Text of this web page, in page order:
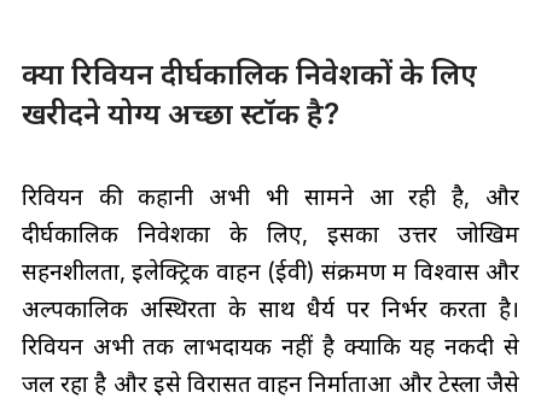
क्या रिवियन दीर्घकालिक निवेशकों के लिए
खरीदने योग्य अच्छा स्टॉक है?
रिवियन की कहानी अभी भी सामने आ रही है, और
दीर्घकालिक निवेशकों के लिए, इसका उत्तर जोखिम
सहनशीलता, इलेक्ट्रिक वाहन (ईवी) संक्रमण में विश्वास और
अल्पकालिक अस्थिरता के साथ धैर्य पर निर्भर करता है।
रिवियन अभी तक लाभदायक नहीं है क्योंकि यह नकदी से
जल रहा है और इसे विरासत वाहन निर्माताओं और टेस्ला जैसे